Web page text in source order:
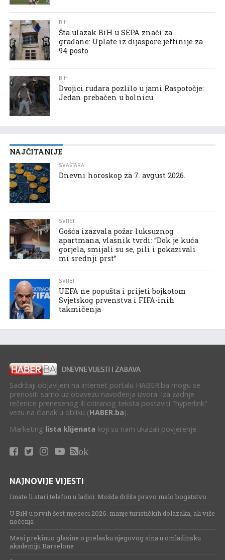
BIH
Šta ulazak BiH u SEPA znači za
građane: Uplate iz dijaspore jeftinije za
94 posto
BIH
Dvojici rudara pozlilo u jami Raspotočje:
Jedan prebačen u bolnicu
NAJČITANIJE
SVAŠTARA
Dnevni horoskop za 7. avgust 2026.
SVIJET
Gošća izazvala požar luksuznog
apartmana, vlasnik tvrdi: “Dok je kuća
gorjela, smijali su se, pili i pokazivali
mi srednji prst”
SVIJET
UEFA ne popušta i prijeti bojkotom
Svjetskog prvenstva i FIFA-inih
takmičenja
Sadržaji objavljeni na internet portalu HABER.ba mogu se
prenositi samo uz obavezu navođenja izvora. Iza zadnje
rečenice prenesenog ili citiranog teksta postaviti "hyperlink"
vezu na članak u obliku (HABER.ba).
Marketing lista klijenata koji su nam ukazali povjerenje.
ok
NAJNOVIJE VIJESTI
Imate li stari telefon u ladici: Možda držite pravo malo bogatstvo
U BiH u prvih šest mjeseci 2026. manje turističkih dolazaka, ali više
noćenja
Mesi prekinuo glasine o prelasku njegovog sina u omladinsku
akademiju Barselone